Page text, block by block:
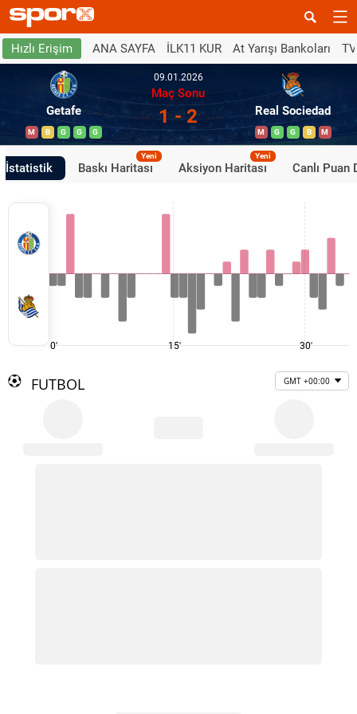
Hızlı Erişim ANA SAYFA İLK11 KUR At Yarışı Bankoları
Getafe
M B G G G
09.01.2026
Maç Sonu
1 - 2 Real Sociedad
M G G B M
İstatistik Baskı Haritası
Yeni
Aksiyon Haritası
Yeni
Canlı Puan
0' 15' 30'
FUTBOL GMT +00:00